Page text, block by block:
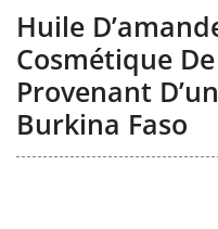
Huile
Cosmétique
Provenant
Burkina Faso